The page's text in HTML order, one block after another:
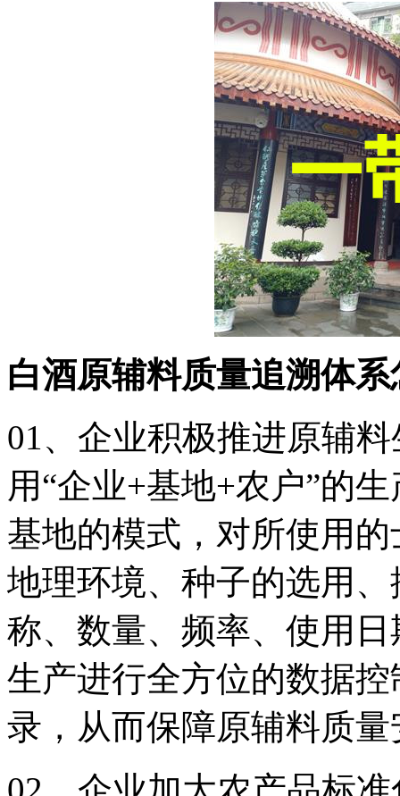
白酒原辅料质量追溯体
01、企业积极推进原辅
用“企业+基地+农户”的
基地的模式，对所使用
地理环境、种子的选用
称、数量、频率、使用
生产进行全方位的数据
录，从而保障原辅料质量